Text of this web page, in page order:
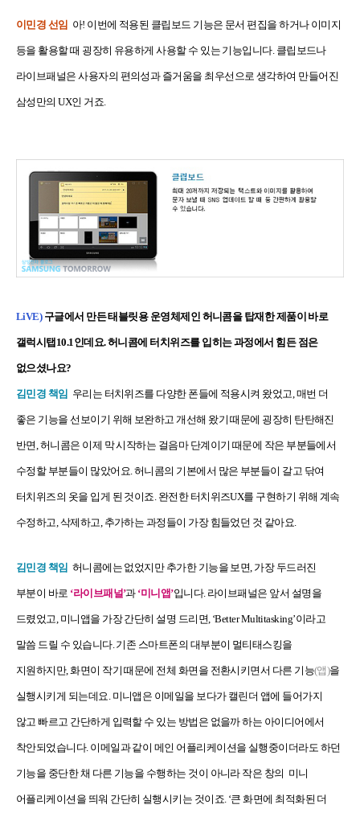
이민경 선임 아! 이번에 적용된 클립보드 기능은 문서 편집을 하거나 이미지
등을 활용할 때 굉장히 유용하게 사용할 수 있는 기능입니다. 클립보드나
라이브패널은 사용자의 편의성과 즐거움을 최우선으로 생각하여 만들어진
삼성만의 UX인 거죠.
LiVE) 구글에서 만든 태블릿용 운영체제인 허니콤을 탑재한 제품이 바로
갤럭시탭10.1인데요. 허니콤에 터치위즈를 입히는 과정에서 힘든 점은
없으셨나요?
김민경 책임 우리는 터치위즈를 다양한 폰들에 적용시켜 왔었고, 매번 더
좋은 기능을 선보이기 위해 보완하고 개선해 왔기 때문에 굉장히 탄탄해진
반면, 허니콤은 이제 막 시작하는 걸음마 단계이기 때문에 작은 부분들에서
수정할 부분들이 많았어요. 허니콤의 기본에서 많은 부분들이 갈고 닦여
터치위즈의 옷을 입게 된 것이죠. 완전한 터치위즈UX를 구현하기 위해 계속
수정하고, 삭제하고, 추가하는 과정들이 가장 힘들었던 것 같아요.
김민경 책임 허니콤에는 없었지만 추가한 기능을 보면, 가장 두드러진
부분이 바로 ‘라이브패널’과 ‘미니앱’입니다. 라이브패널은 앞서 설명을
드렸었고, 미니앱을 가장 간단히 설명 드리면, ‘Better Multitasking’이라고
말씀 드릴 수 있습니다. 기존 스마트폰의 대부분이 멀티태스킹을
지원하지만, 화면이 작기 때문에 전체 화면을 전환시키면서 다른 기능(앱)을
실행시키게 되는데요. 미니앱은 이메일을 보다가 캘린더 앱에 들어가지
않고 빠르고 간단하게 입력할 수 있는 방법은 없을까 하는 아이디어에서
착안되었습니다. 이메일과 같이 메인 어플리케이션을 실행중이더라도 하던
기능을 중단한 채 다른 기능을 수행하는 것이 아니라 작은 창의 미니
어플리케이션을 띄워 간단히 실행시키는 것이죠. ‘큰 화면에 최적화된 더